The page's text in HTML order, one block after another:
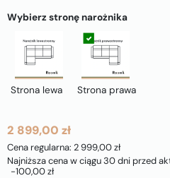
Wybierz stronę narożnika
Strona lewa Strona prawa
2 899,00 zł
Cena regularna: 2 999,00 zł
Najniższa cena w ciągu 30 dni przed
-100,00 zł